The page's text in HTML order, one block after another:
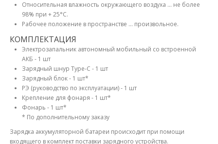
Относительная влажность окружающего воздуха ... не более
98% при + 25°С.
Рабочее положение в пространстве ... произвольное.
КОМПЛЕКТАЦИЯ
Электрозапальник автономный мобильный со встроенной
АКБ - 1 шт
Зарядный шнур Type-C - 1 шт
Зарядный блок - 1 шт*
РЭ (руководство по эксплуатации) - 1 шт
Крепление для фонаря - 1 шт*
Фонарь - 1 шт*
* По дополнительному заказу
Зарядка аккумуляторной батареи происходит при помощи
входящего в комплект поставки зарядного устройства.